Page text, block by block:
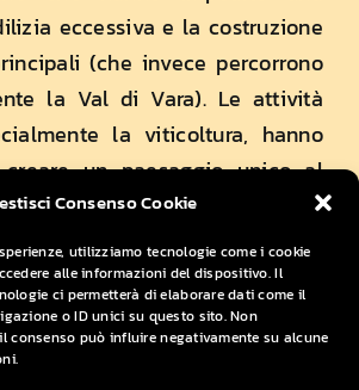
Consenso Cookie
utilizziamo tecnologie come i cookie
alle informazioni del dispositivo. Il
ci permetterà di elaborare dati come il
o ID unici su questo sito. Non
consenso può influire negativamente su alcune
eccessiva e la costruzione
(che invece percorrono
la Val di Vara). Le attività
la viticoltura, hanno
un paesaggio unico al
lo sviluppo dei tipici “muri a
complessivamente quello
muraglia cinese. Tutto ciò
caratteristiche di un mare
architettoniche di